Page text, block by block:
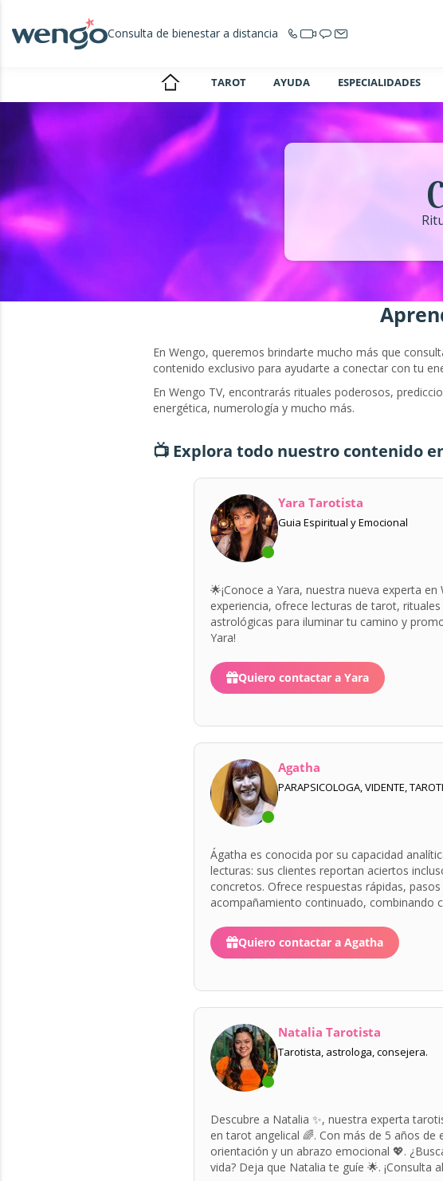
Consulta de bienestar a distancia
TAROT AYUDA ESPECIALIDADES
En Wengo, queremos brindarte mucho más que
contenido exclusivo para ayudarte a conectar con tu
En Wengo TV, encontrarás rituales poderosos,
energética, numerología y mucho más.
📺 Explora todo nuestro contenido
Yara Tarotista
Guia Espiritual y Emocional
🌟¡Conoce a Yara, nuestra nueva experta en
experiencia, ofrece lecturas de tarot,
astrológicas para iluminar tu camino y
Yara!
Quiero contactar a Yara
Agatha
PARAPSICOLOGA, VIDENTE,
Ágatha es conocida por su capacidad
lecturas: sus clientes reportan aciertos
concretos. Ofrece respuestas rápidas,
acompañamiento continuado, combinando
mantiene la contundencia necesaria para
práctica y resultados verificables. La
Quiero contactar a Agatha
Natalia Tarotista
Tarotista, astrologa, consejera.
Descubre a Natalia ✨, nuestra experta
en tarot angelical 🌈. Con más de 5 años de
orientación y un abrazo emocional 💖.
vida? Deja que Natalia te guíe 🌟. ¡Consulta